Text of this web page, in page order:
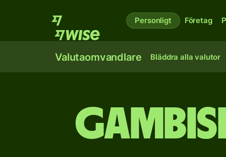
Personligt Företag
Valutaomvandlare Bläddra alla valutor